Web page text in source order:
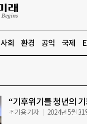
사회 환경 공익 국제
“기후위기를 청년의
조기용 기자 2024년 5월 31